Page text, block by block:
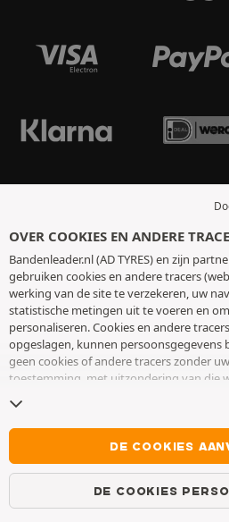
OVER COOKIES EN ANDERE
Bandenleader.nl (AD TYRES) en zijn
gebruiken cookies en andere tracers
werking van de site te verzekeren, uw
statistische metingen uit te voeren en
personaliseren. Cookies en andere
opgeslagen, kunnen persoonsgegevens
geen cookies of andere tracers zonder
toestemming, met uitzondering van die
toestemming op elk moment intrekken
cookies en andere tracerste gaan. U
surfen zonder het deponeren van
aanvaarden. Weigering verhindert de
TYRES. Voor meer informatie,
DE COOKIES
DE COOKIES